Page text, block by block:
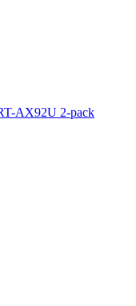
AX92U 2-pack